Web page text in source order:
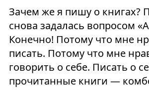
Зачем же я пишу о книгах?
снова задалась вопросом
Конечно! Потому что мне
писать. Потому что мне
говорить о себе. Писать о
прочитанные книги —